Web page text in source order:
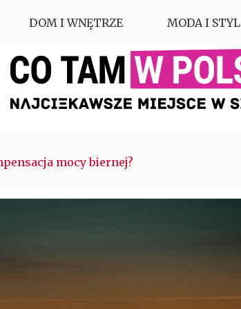
DOM I WNĘTRZE MODA I STYL
mocy biernej?